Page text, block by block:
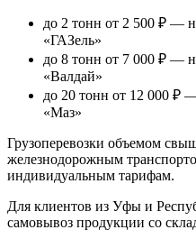
до 2 тонн от 2 500 ₽ —
«ГАЗель»
до 8 тонн от 7 000 ₽ —
«Валдай»
до 20 тонн от 12 000 ₽ —
«Маз»
Грузоперевозки объемом
железнодорожным
индивидуальным тарифам.
Для клиентов из Уфы и
самовывоз продукции со